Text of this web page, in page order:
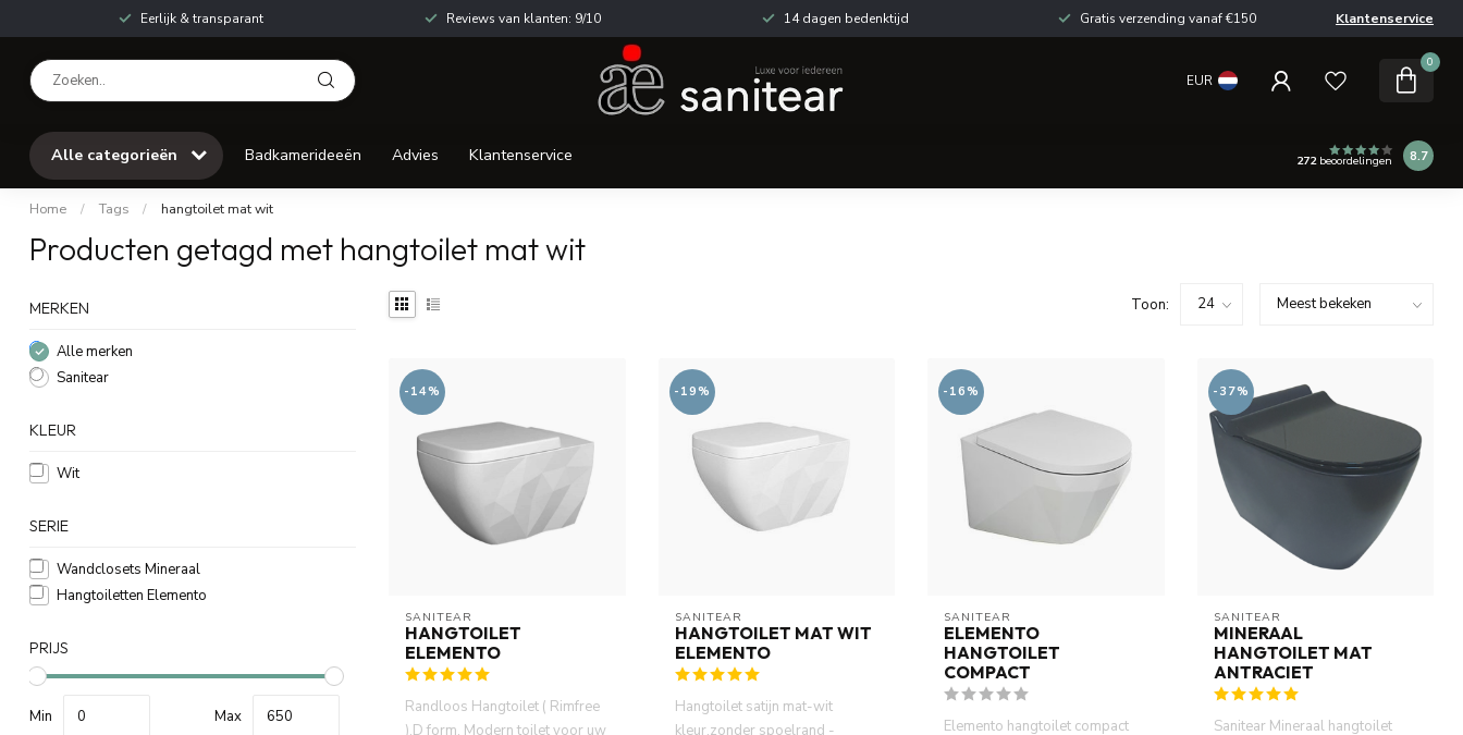
Eerlijk & transparant Reviews van klanten: 9/10 14 dagen bedenktijd Gratis verzending vanaf €150 Klantenservice
EUR
0
Alle categorieën Badkamerideeën Advies Klantenservice 272beoordelingen 8.7
Home / Tags / hangtoilet mat wit
Producten getagd met hangtoilet mat wit
MERKEN
Alle merken
Sanitear
KLEUR
Wit
SERIE
Wandclosets Mineraal
Hangtoiletten Elemento
PRIJS
Min Max
Toon:
-14%
SANITEAR
HANGTOILET
ELEMENTO
Randloos Hangtoilet ( Rimfree
).D form. Modern toilet voor uw
-19%
SANITEAR
HANGTOILET MAT WIT
ELEMENTO
Hangtoilet satijn mat-wit
kleur,zonder spoelrand -
-16%
SANITEAR
ELEMENTO
HANGTOILET
COMPACT
Elemento hangtoilet compact
-37%
SANITEAR
MINERAAL
HANGTOILET MAT
ANTRACIET
Sanitear Mineraal hangtoilet